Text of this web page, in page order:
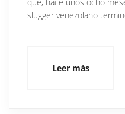
slugger venezolano
Leer más